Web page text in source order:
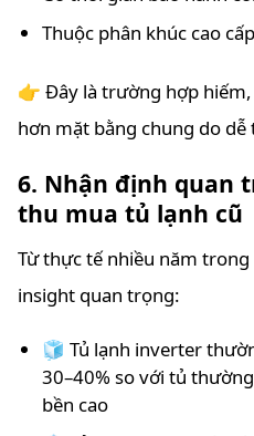
Thuộc phân khúc cao cấp
👉 Đây là trường hợp
hơn mặt bằng chung do dễ
6. Nhận định quan
thu mua tủ lạnh cũ
Từ thực tế nhiều năm
insight quan trọng:
🧊 Tủ lạnh inverter
30–40% so với tủ
bền cao